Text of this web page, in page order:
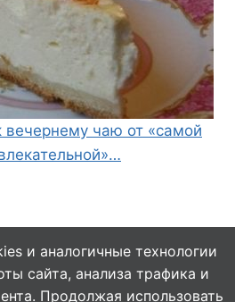
вечернему чаю от «самой
- Вкусные Рецепты
и аналогичные технологии
сайта, анализа трафика и
Продолжая использовать